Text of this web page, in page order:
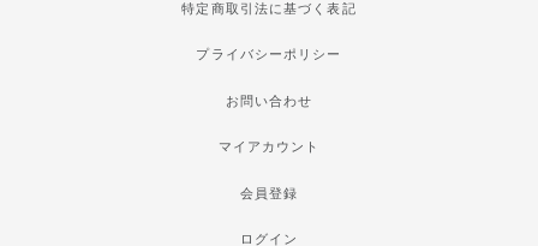
特定商取引法に基づく表記
プライバシーポリシー
お問い合わせ
マイアカウント
会員登録
ログイン